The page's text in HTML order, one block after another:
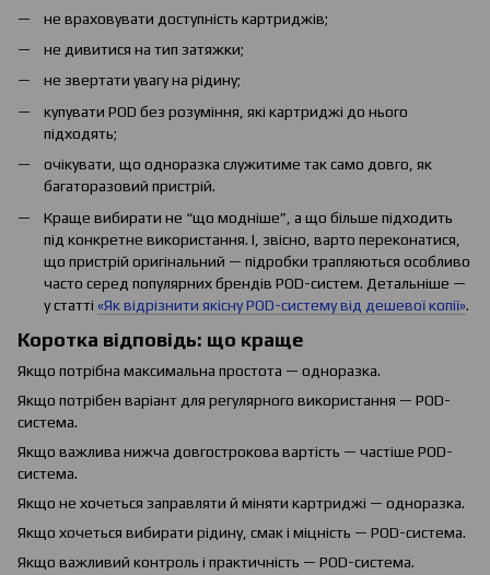
не враховувати доступність картриджів;
не дивитися на тип затяжки;
не звертати увагу на рідину;
купувати POD без розуміння, які картриджі до нього
підходять;
очікувати, що одноразка служитиме так само довго, як
багаторазовий пристрій.
Краще вибирати не “що модніше”, а що більше підходить
під конкретне використання. І, звісно, варто переконатися,
що пристрій оригінальний — підробки трапляються особливо
часто серед популярних брендів POD-систем. Детальніше —
у статті «Як відрізнити якісну POD-систему від дешевої копії».
Коротка відповідь: що краще
Якщо потрібна максимальна простота — одноразка.
Якщо потрібен варіант для регулярного використання — POD-
система.
Якщо важлива нижча довгострокова вартість — частіше POD-
система.
Якщо не хочеться заправляти й міняти картриджі — одноразка.
Якщо хочеться вибирати рідину, смак і міцність — POD-система.
Якщо важливий контроль і практичність — POD-система.